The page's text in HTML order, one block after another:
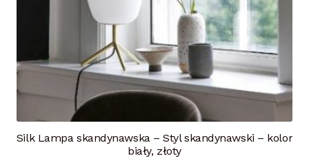
Silk Lampa skandynawska – Styl skandynawski – kolor
biały, złoty